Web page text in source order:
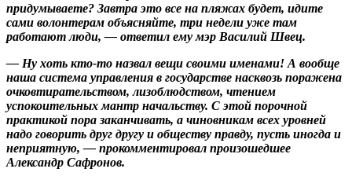
придумываете? Завтра это все на пляжах будет, идите
сами волонтерам объясняйте, три недели уже там
работают люди, — ответил ему мэр Василий Швец.
— Ну хоть кто-то назвал вещи своими именами! А вообще
наша система управления в государстве насквозь поражена
очковтирательством, лизоблюдством, чтением
успокоительных мантр начальству. С этой порочной
практикой пора заканчивать, а чиновникам всех уровней
надо говорить друг другу и обществу правду, пусть иногда и
неприятную, — прокомментировал произошедшее
Александр Сафронов.